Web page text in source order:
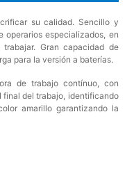
su calidad. Sencillo y
operarios especializados, en
Gran capacidad de
para la versión a baterías.
de trabajo contínuo, con
final del trabajo, identificando
amarillo garantizando la